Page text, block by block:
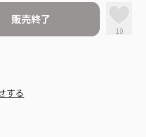
販売終了
10
する